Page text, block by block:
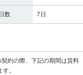
数 7日
約の際、下記の期間は賃料
。